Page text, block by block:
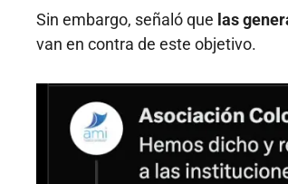
Sin embargo, señaló que las
van en contra de este objetivo.